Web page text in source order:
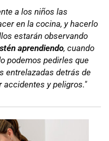
a los niños las
en la cocina, y hacerlo
estarán observando
aprendiendo, cuando
podemos pedirles que
entrelazadas detrás de
accidentes y peligros."